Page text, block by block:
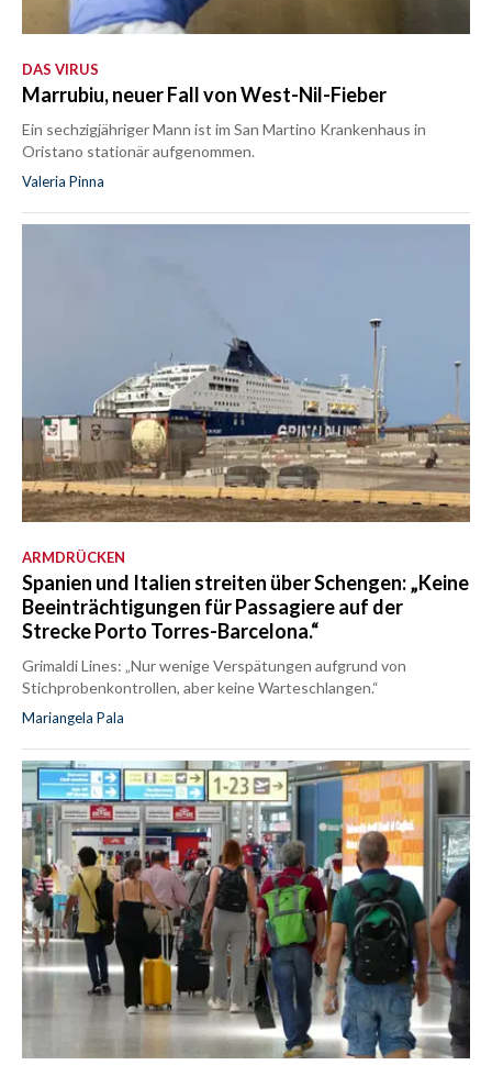
DAS VIRUS
Marrubiu, neuer Fall von West-Nil-Fieber
Ein sechzigjähriger Mann ist im San Martino Krankenhaus in
Oristano stationär aufgenommen.
Valeria Pinna
ARMDRÜCKEN
Spanien und Italien streiten über Schengen: „Keine
Beeinträchtigungen für Passagiere auf der
Strecke Porto Torres-Barcelona.“
Grimaldi Lines: „Nur wenige Verspätungen aufgrund von
Stichprobenkontrollen, aber keine Warteschlangen.“
Mariangela Pala